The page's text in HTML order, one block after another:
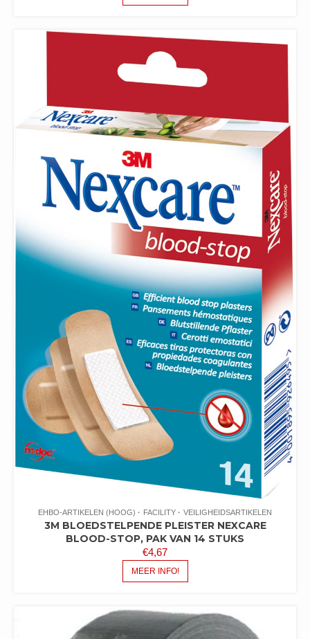
EHBO-ARTIKELEN (HOOG) FACILITY VEILIGHEIDSARTIKELEN
3M BLOEDSTELPENDE PLEISTER NEXCARE
BLOOD-STOP, PAK VAN 14 STUKS
€4,67
MEER INFO!